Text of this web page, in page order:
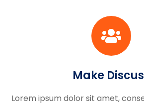
Make
Lorem ipsum dolor sit amet,